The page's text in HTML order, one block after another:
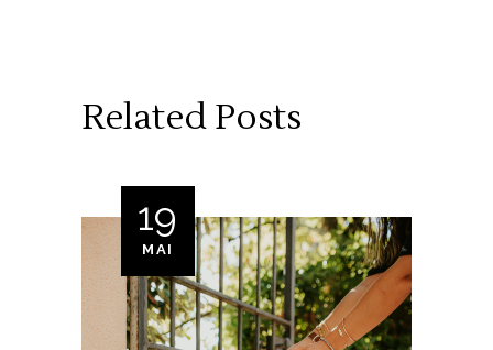
Related Posts
19
MAI